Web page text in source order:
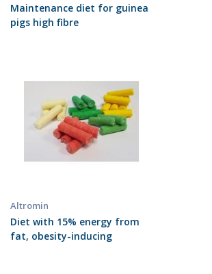
Maintenance diet for guinea
pigs high fibre
Altromin
Diet with 15% energy from
fat, obesity-inducing